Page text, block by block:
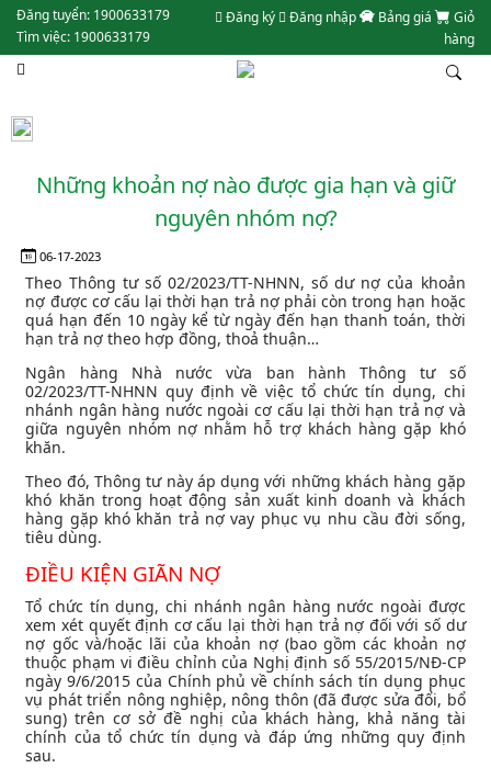
Đăng tuyển: 1900633179
Tìm việc: 1900633179
Đăng ký Đăng nhập Bảng giá
Giỏ
hàng
Những khoản nợ nào được gia hạn và giữ
nguyên nhóm nợ?
06-17-2023
Theo Thông tư số 02/2023/TT-NHNN, số dư nợ của khoản
nợ được cơ cấu lại thời hạn trả nợ phải còn trong hạn hoặc
quá hạn đến 10 ngày kể từ ngày đến hạn thanh toán, thời
hạn trả nợ theo hợp đồng, thoả thuận…
Ngân hàng Nhà nước vừa ban hành Thông tư số
02/2023/TT-NHNN quy định về việc tổ chức tín dụng, chi
nhánh ngân hàng nước ngoài cơ cấu lại thời hạn trả nợ và
giữa nguyên nhóm nợ nhằm hỗ trợ khách hàng gặp khó
khăn.
Theo đó, Thông tư này áp dụng với những khách hàng gặp
khó khăn trong hoạt động sản xuất kinh doanh và khách
hàng gặp khó khăn trả nợ vay phục vụ nhu cầu đời sống,
tiêu dùng.
ĐIỀU KIỆN GIÃN NỢ
Tổ chức tín dụng, chi nhánh ngân hàng nước ngoài được
xem xét quyết định cơ cấu lại thời hạn trả nợ đối với số dư
nợ gốc và/hoặc lãi của khoản nợ (bao gồm các khoản nợ
thuộc phạm vi điều chỉnh của Nghị định số 55/2015/NĐ-CP
ngày 9/6/2015 của Chính phủ về chính sách tín dụng phục
vụ phát triển nông nghiệp, nông thôn (đã được sửa đổi, bổ
sung) trên cơ sở đề nghị của khách hàng, khả năng tài
chính của tổ chức tín dụng và đáp ứng những quy định
sau.